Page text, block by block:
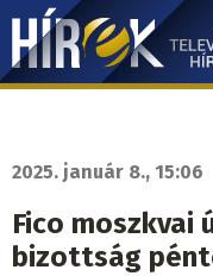
Ugrás
tartalomra
Hírek.sk
navigáció
2025. január 8., 15:06
Fico moszkvai
bizottság